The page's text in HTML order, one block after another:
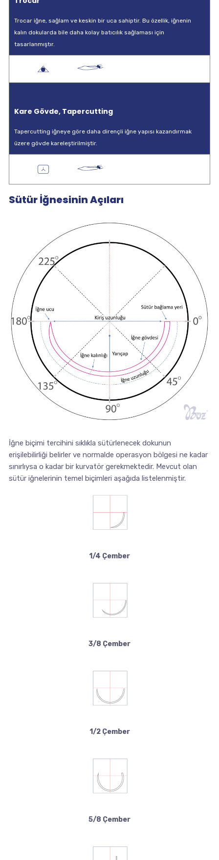
Trocar iğne, sağlam ve keskin bir uca sahiptir. Bu özellik, iğnenin
kalın dokularda bile daha kolay batıcılık sağlaması için
tasarlanmıştır.
Kare Gövde, Tapercutting
Tapercutting iğneye göre daha dirençli iğne yapısı kazandırmak
üzere gövde kareleştirilmiştir.
Sütür İğnesinin Açıları
İğne biçimi tercihini sıklıkla sütürlenecek dokunun
erişilebilirliği belirler ve normalde operasyon bölgesi ne kadar
sınırlıysa o kadar bir kurvatör gerekmektedir. Mevcut olan
sütür iğnelerinin temel biçimleri aşağıda listelenmiştir.
1/4 Çember
3/8 Çember
1/2 Çember
5/8 Çember